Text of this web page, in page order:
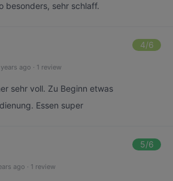
besonders, sehr schlaff.
4/6
years ago · 1 review
sehr voll. Zu Beginn etwas
Essen super
5/6
ago · 1 review